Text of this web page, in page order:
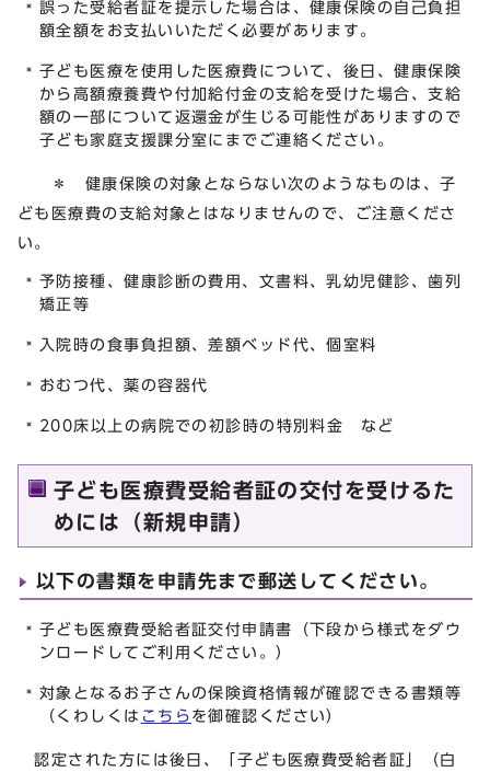
誤った受給者証を提示した場合は、健康保険の自己負担
額全額をお支払いいただく必要があります。
子ども医療を使用した医療費について、後日、健康保険
から高額療養費や付加給付金の支給を受けた場合、支給
額の一部について返還金が生じる可能性がありますので
子ども家庭支援課分室にまでご連絡ください。
＊ 健康保険の対象とならない次のようなものは、子
ども医療費の支給対象とはなりませんので、ご注意くださ
い。
予防接種、健康診断の費用、文書料、乳幼児健診、歯列
矯正等
入院時の食事負担額、差額ベッド代、個室料
おむつ代、薬の容器代
200床以上の病院での初診時の特別料金 など
子ども医療費受給者証の交付を受けるた
めには（新規申請）
以下の書類を申請先まで郵送してください。
子ども医療費受給者証交付申請書（下段から様式をダウ
ンロードしてご利用ください。）
対象となるお子さんの保険資格情報が確認できる書類等
（くわしくは こちら を御確認ください）
認定された方には後日、「子ども医療費受給者証」（白